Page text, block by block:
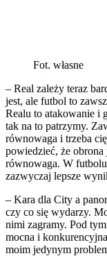
Fot. własne
– Real zależy teraz
jest, ale futbol to
Realu to atakowanie i
tak na to patrzymy.
równowaga i trzeba
powiedzieć, że
równowaga. W
zazwyczaj lepsze
– Kara dla City a
czy co się wydarzy.
nimi zagramy. Pod
mocna i
moim jedynym